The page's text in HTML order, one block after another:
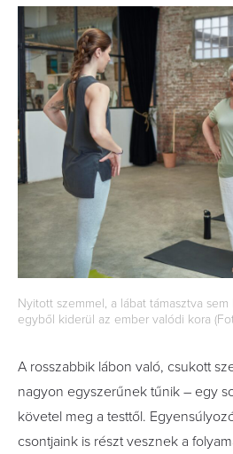
Nyitott szemmel, a lábat támasztva
egyből kiderül az ember valódi kora
A rosszabbik lábon való, csukott
nagyon egyszerűnek tűnik – egy
követel meg a testtől.
csontjaink is részt vesznek a